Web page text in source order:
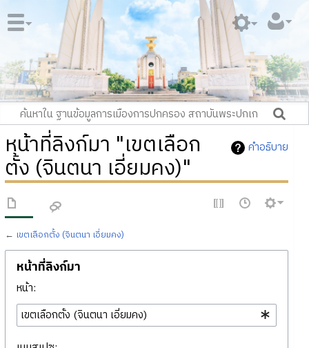
คำอธิบาย
หน้าที่ลิงก์มา "เขตเลือก
ตั้ง (จินตนา เอี่ยมคง)"
← เขตเลือกตั้ง (จินตนา เอี่ยมคง)
หน้าที่ลิงก์มา
หน้า: